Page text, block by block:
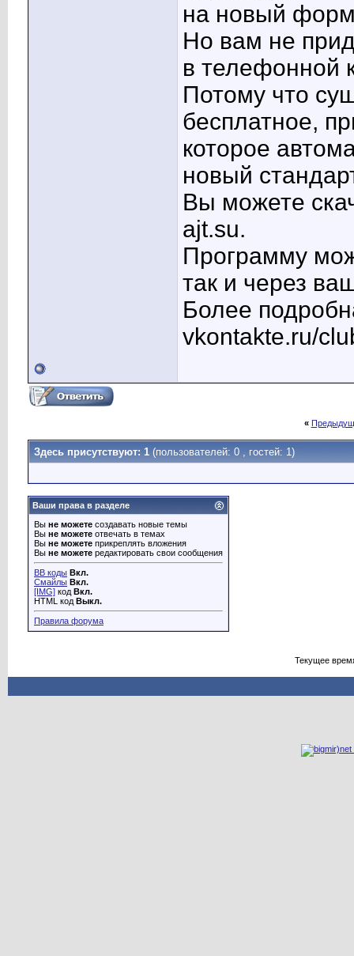
на новый
Но вам не
в телефонной
Потому что
бесплатное,
которое
новый
Вы можете
ajt.su.
Программу
так и через
Более
vkontakte.ru/
«
Здесь присутствуют: 1 (пользователей: 0 , гостей: 1)
Ваши права в разделе
Вы не можете создавать новые темы
Вы не можете отвечать в темах
Вы не можете прикреплять вложения
Вы не можете редактировать свои сообщения
BB коды Вкл.
Смайлы Вкл.
[IMG] код Вкл.
HTML код Выкл.
Правила форума
Текущее